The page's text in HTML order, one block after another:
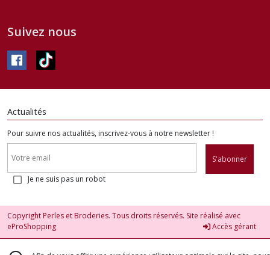
Suivez nous
Actualités
Pour suivre nos actualités, inscrivez-vous à notre newsletter !
S'abonner
Je ne suis pas un robot
Copyright Perles et Broderies. Tous droits réservés. Site réalisé avec
eProShopping
Accès gérant